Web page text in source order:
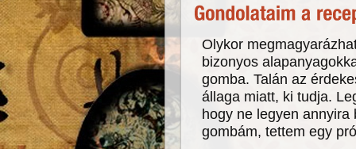
Olykor
bizonyos
gomba. Talán az
állaga miatt, ki tudja.
hogy ne legyen
gombám, tettem egy